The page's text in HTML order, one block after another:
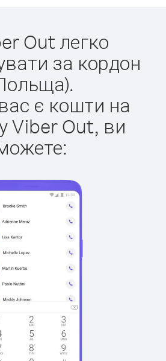
Out легко
за кордон
є кошти на
Viber Out, ви